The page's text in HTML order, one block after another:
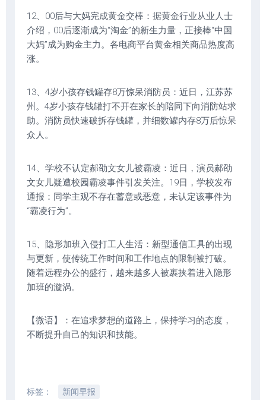
12、00后与大妈完成黄金交棒：据黄金行业从业人士
介绍，00后逐渐成为“淘金”的新生力量，正接棒“中国
大妈”成为购金主力。各电商平台黄金相关商品热度高
涨。
13、4岁小孩存钱罐存8万惊呆消防员：近日，江苏苏
州。4岁小孩存钱罐打不开在家长的陪同下向消防站求
助。消防员快速破拆存钱罐，并细数罐内存8万后惊呆
众人。
14、学校不认定郝劭文女儿被霸凌：近日，演员郝劭
文女儿疑遭校园霸凌事件引发关注。19日，学校发布
通报：同学主观不存在蓄意或恶意，未认定该事件为
“霸凌行为”。
15、隐形加班入侵打工人生活：新型通信工具的出现
与更新，使传统工作时间和工作地点的限制被打破。
随着远程办公的盛行，越来越多人被裹挟着进入隐形
加班的漩涡。
【微语】：在追求梦想的道路上，保持学习的态度，
不断提升自己的知识和技能。
标签： 新闻早报